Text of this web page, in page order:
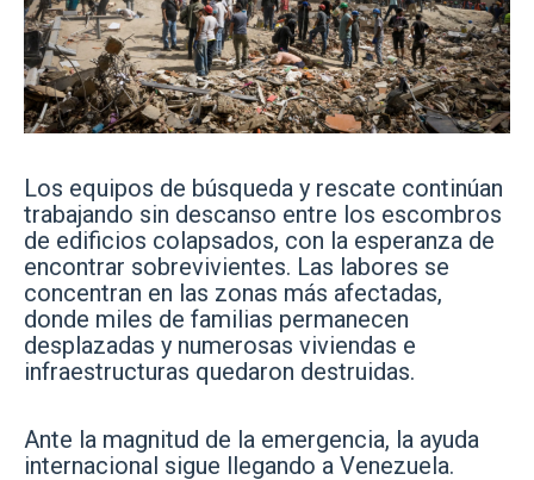
Los equipos de búsqueda y rescate continúan
trabajando sin descanso entre los escombros
de edificios colapsados, con la esperanza de
encontrar sobrevivientes. Las labores se
concentran en las zonas más afectadas,
donde miles de familias permanecen
desplazadas y numerosas viviendas e
infraestructuras quedaron destruidas.
Ante la magnitud de la emergencia, la ayuda
internacional sigue llegando a Venezuela.